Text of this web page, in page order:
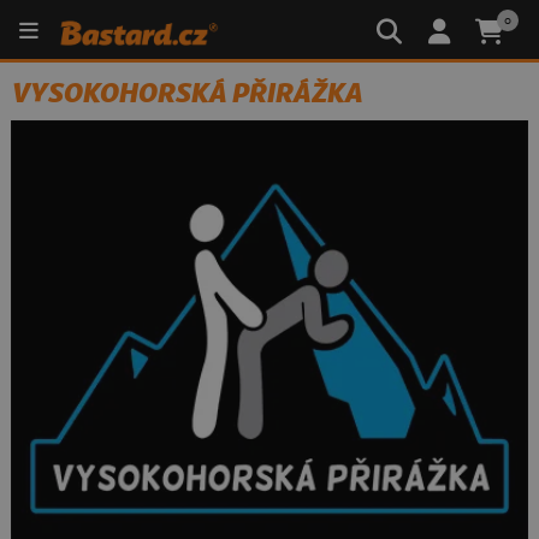
0
VYSOKOHORSKÁ PŘIRÁŽKA